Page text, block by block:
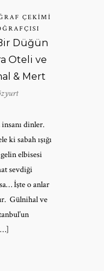
ÇEKIMI
Düğün
Oteli ve
& Mert
dinler.
ki sabah ışığı
elbisesi
sevdiği
İşte o anlar
Gülnihal ve